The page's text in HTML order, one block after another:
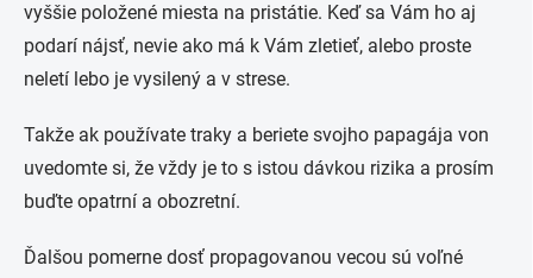
vyššie položené miesta na pristátie. Keď sa Vám ho aj
podarí nájsť, nevie ako má k Vám zletieť, alebo proste
neletí lebo je vysilený a v strese.
Takže ak používate traky a beriete svojho papagája von
uvedomte si, že vždy je to s istou dávkou rizika a prosím
buďte opatrní a obozretní.
Ďalšou pomerne dosť propagovanou vecou sú voľné